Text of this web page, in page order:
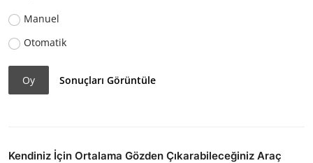
Manuel
Otomatik
Oy Sonuçları Görüntüle
Kendiniz İçin Ortalama Gözden Çıkarabileceğiniz Araç